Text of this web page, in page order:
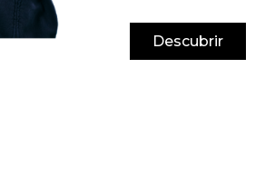
Descubrir